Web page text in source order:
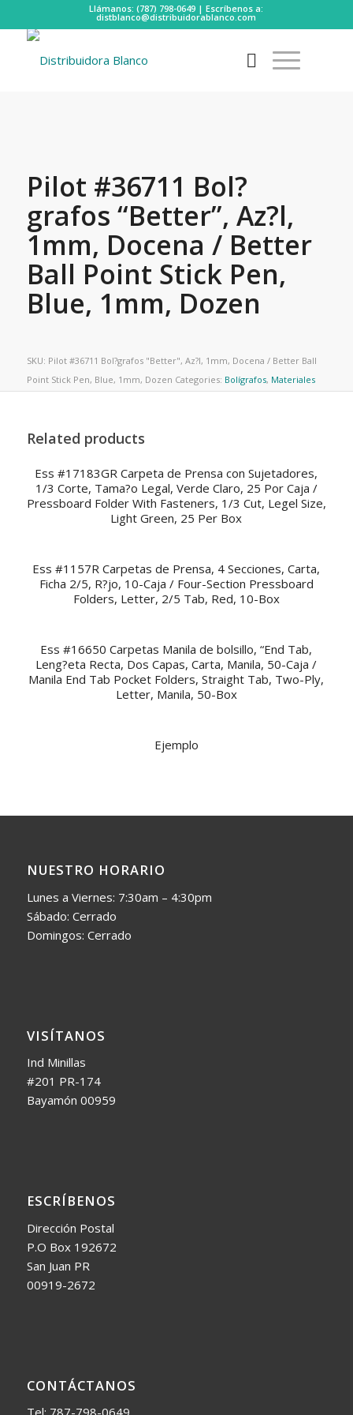
Llámanos: (787) 798-0649 | Escríbenos a:
distblanco@distribuidorablanco.com
Pilot #36711 Bol?
grafos “Better”, Az?l,
1mm, Docena / Better
Ball Point Stick Pen,
Blue, 1mm, Dozen
SKU: Pilot #36711 Bol?grafos "Better", Az?l, 1mm, Docena / Better Ball
Point Stick Pen, Blue, 1mm, Dozen Categories: Bolígrafos, Materiales
Related products
Ess #17183GR Carpeta de Prensa con Sujetadores,
1/3 Corte, Tama?o Legal, Verde Claro, 25 Por Caja /
Pressboard Folder With Fasteners, 1/3 Cut, Legel Size,
Light Green, 25 Per Box
Ess #1157R Carpetas de Prensa, 4 Secciones, Carta,
Ficha 2/5, R?jo, 10-Caja / Four-Section Pressboard
Folders, Letter, 2/5 Tab, Red, 10-Box
Ess #16650 Carpetas Manila de bolsillo, “End Tab,
Leng?eta Recta, Dos Capas, Carta, Manila, 50-Caja /
Manila End Tab Pocket Folders, Straight Tab, Two-Ply,
Letter, Manila, 50-Box
Ejemplo
NUESTRO HORARIO
Lunes a Viernes: 7:30am – 4:30pm
Sábado: Cerrado
Domingos: Cerrado
VISÍTANOS
Ind Minillas
#201 PR-174
Bayamón 00959
ESCRÍBENOS
Dirección Postal
P.O Box 192672
San Juan PR
00919-2672
CONTÁCTANOS